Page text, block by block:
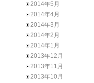
2014年5月
2014年4月
2014年3月
2014年2月
2014年1月
2013年12月
2013年11月
2013年10月